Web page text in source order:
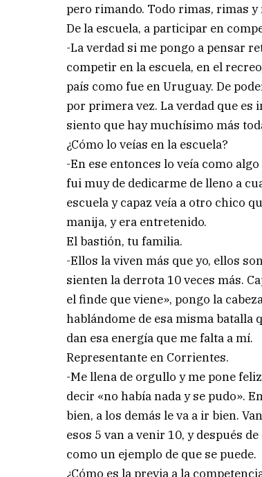
pero rimando. Todo rimas, rimas y
De la escuela, a participar en
-La verdad si me pongo a pensar
competir en la escuela, en el
país como fue en Uruguay. De
por primera vez. La verdad que
siento que hay muchísimo más
¿Cómo lo veías en la escuela?
-En ese entonces lo veía como
fui muy de dedicarme de lleno a
escuela y capaz veía a otro chico
manija, y era entretenido.
El bastión, tu familia.
-Ellos la viven más que yo, ellos
sienten la derrota 10 veces más.
el finde que viene», pongo la
hablándome de esa misma batalla
dan esa energía que me falta a mí.
Representante en Corrientes.
-Me llena de orgullo y me pone
decir «no había nada y se pudo».
bien, a los demás le va a ir bien.
esos 5 van a venir 10, y después
como un ejemplo de que se puede.
¿Cómo es la previa a la